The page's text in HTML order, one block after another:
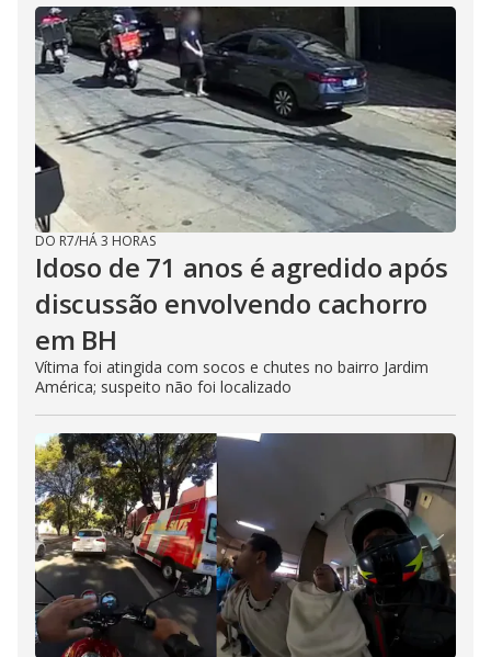
DO R7/HÁ 3 HORAS
Idoso de 71 anos é agredido após
discussão envolvendo cachorro
em BH
Vítima foi atingida com socos e chutes no bairro Jardim
América; suspeito não foi localizado